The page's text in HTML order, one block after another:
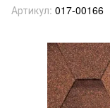
Артикул: 017-00166